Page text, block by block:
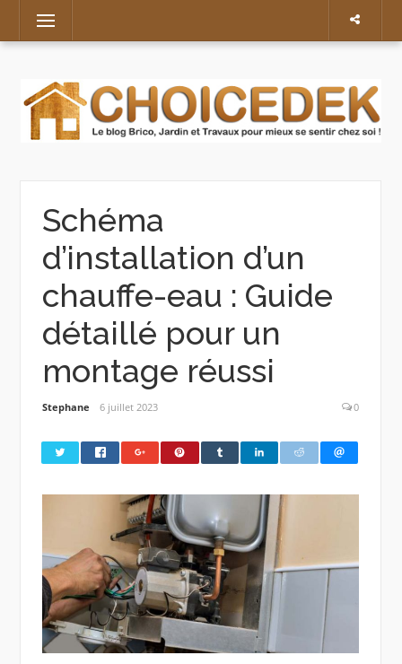
content
Menu
Schéma
d’installation d’un
chauffe-eau : Guide
détaillé pour un
montage réussi
Stephane 6 juillet 2023 0